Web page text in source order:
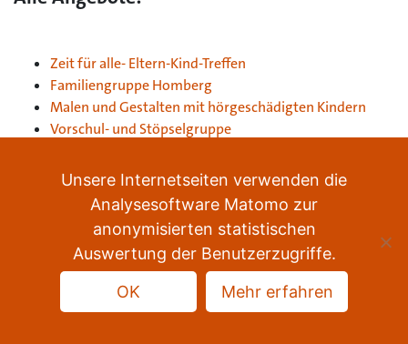
Zeit für alle- Eltern-Kind-Treffen
Familiengruppe Homberg
Malen und Gestalten mit hörgeschädigten Kindern
Vorschul- und Stöpselgruppe
Outdoorgruppe
Datenschutz Impressum Sitemap
Unsere Internetseiten verwenden die
Analysesoftware Matomo zur
anonymisierten statistischen
Auswertung der Benutzerzugriffe.
OK Mehr erfahren